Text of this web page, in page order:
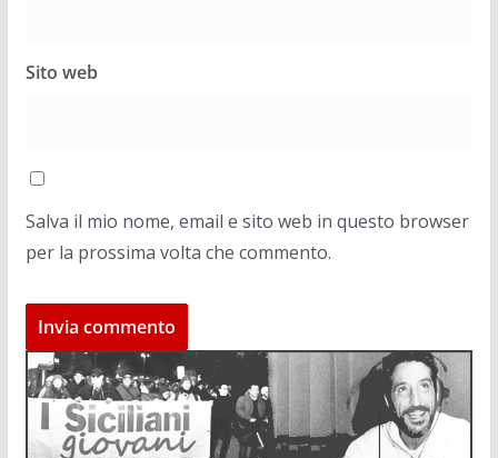
Sito web
Salva il mio nome, email e sito web in questo browser
per la prossima volta che commento.